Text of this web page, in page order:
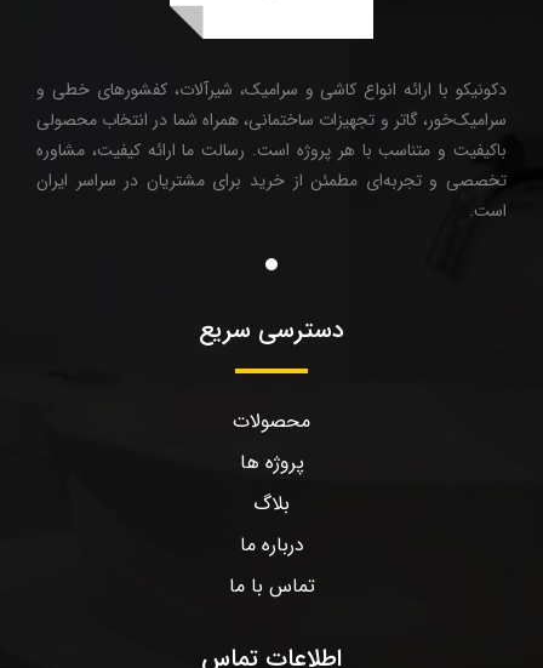
دکونیکو با ارائه انواع کاشی و سرامیک، شیرآلات، کفشورهای خطی و
سرامیک‌خور، گاتر و تجهیزات ساختمانی، همراه شما در انتخاب محصولی
باکیفیت و متناسب با هر پروژه است. رسالت ما ارائه کیفیت، مشاوره
تخصصی و تجربه‌ای مطمئن از خرید برای مشتریان در سراسر ایران
است.
دسترسی سریع
محصولات
پروژه ها
بلاگ
درباره ما
تماس با ما
اطلاعات تماس